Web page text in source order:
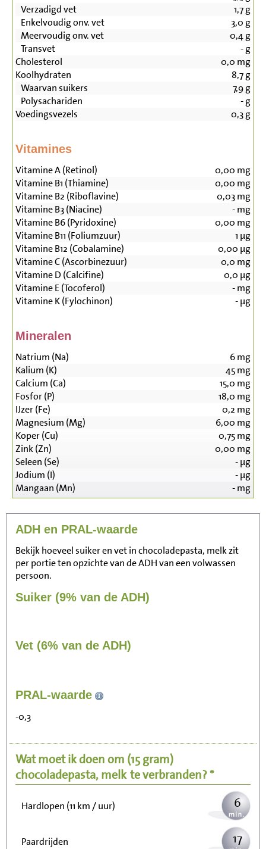
Verzadigd vet
1,7g
Enkelvoudig onv. vet
3,0 g
Meervoudig onv. vet
0,4g
Transvet
-g
Cholesterol
0,0 mg
Koolhydraten
8,7g
Waarvan suikers
7,9g
Polysachariden
-g
Voedingsvezels
0,3g
Vitamines
Vitamine A (Retinol) 0,00 mg
Vitamine B1 (Thiamine)
0,00 mg
Vitamine B2 (Riboflavine)
0,03mg
Vitamine B3 (Niacine)
-mg
Vitamine B6 (Pyridoxine)
0,00 mg
Vitamine B11 (Foliumzuur)
1 µg
Vitamine B12 (Cobalamine)
0,00 µg
Vitamine C (Ascorbinezuur)
0,0 mg
Vitamine D (Calcifine)
0,0 µg
Vitamine E (Tocoferol)
-mg
Vitamine K (Fylochinon)
-µg
Mineralen
Natrium (Na) 6mg
Kalium (K)
45mg
Calcium (Ca)
15,0 mg
Fosfor (P)
18,0 mg
IJzer (Fe)
0,2 mg
Magnesium (Mg)
6,00 mg
Koper (Cu)
0,75mg
Zink (Zn)
0,00 mg
Seleen (Se)
-µg
Jodium (I)
-µg
Mangaan (Mn)
-mg
ADH en PRAL-waarde
Bekijk hoeveel suiker en vet in chocoladepasta, melk zit
per portie ten opzichte van de ADH van een volwassen
persoon.
Suiker (9% van de ADH)
Vet (6% van de ADH)
PRAL-waarde
-0,3
Wat moet ik doen om (15 gram)
chocoladepasta, melk te verbranden? *
Zitten, tv kijken
Wandelen (5 km/uur)
Hardlopen (11 km / uur) 6
Paardrijden 17